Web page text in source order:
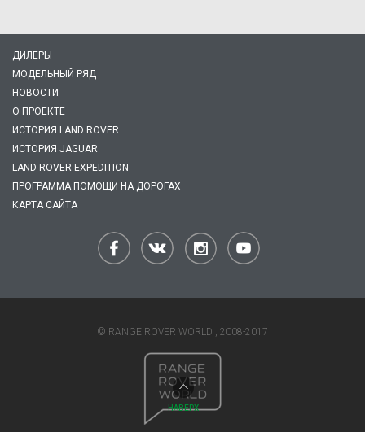
ДИЛЕРЫ
МОДЕЛЬНЫЙ РЯД
НОВОСТИ
О ПРОЕКТЕ
ИСТОРИЯ LAND ROVER
ИСТОРИЯ JAGUAR
LAND ROVER EXPEDITION
ПРОГРАММА ПОМОЩИ НА ДОРОГАХ
КАРТА САЙТА
© RANGE ROVER WORLD , 2008-2017
НАВЕРХ